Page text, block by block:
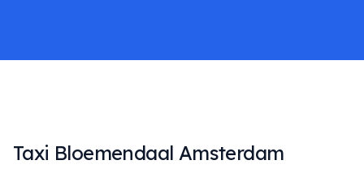
Taxi Bloemendaal Amsterdam